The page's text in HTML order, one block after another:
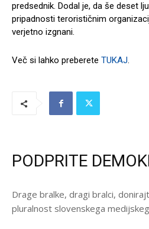
predsednik. Dodal je, da še deset
pripadnosti terorističnim
verjetno izgnani.
Več si lahko preberete TUKAJ.
PODPRITE
Drage bralke, dragi bralci,
pluralnost slovenskega